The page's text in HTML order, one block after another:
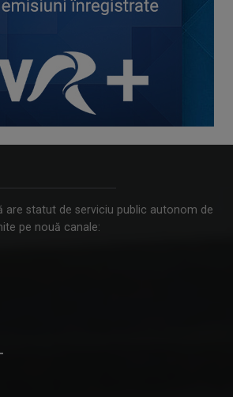
are statut de serviciu public autonom de
pe nouă canale: